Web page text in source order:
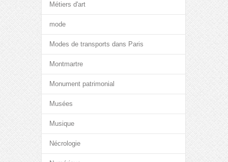
Métiers d'art
mode
Modes de transports dans Paris
Montmartre
Monument patrimonial
Musées
Musique
Nécrologie